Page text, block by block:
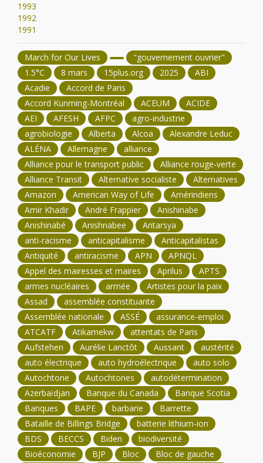
1993
1992
1991
March for Our Lives
"gouvernement ouvrier"
1.5°C
8 mars 15plus.org 2025
ABI
Acadie
Accord de Paris
Accord Kunming-Montréal
ACEUM
ACIDE
AEI
AFESH AFPC
agro-industrie
agrobiologie
Alberta Alcoa
Alexandre Leduc
ALÉNA
Allemagne
alliance
Alliance pour le transport public
Alliance rouge-verte
Alliance Transit
Alternative socialiste
Alternatives
Amazon
American Way of Life
Amérindiens
Amir Khadir
André Frappier
Anishinabe
Anishinabé
Anishnabee
Antarsya
anti-racisme
anticapitalisme
Anticapitalistas
Antiquité
antiracisme APN
APNQL
Appel des mairesses et maires
Aprilus
APTS
armes nucléaires
armée
Artistes pour la paix
Assad
assemblée constituante
Assemblée nationale
ASSÉ
assurance-emploi
ATCATF
Atikamekw
attentats de Paris
Aufstehen
Aurélie Lanctôt Aussant
austérité
auto électrique
auto hydroélectrique
auto solo
Autochtone
Autochtones
autodétermination
Azerbaïdjan
Banque du Canada
Banque Scotia
Banques
BAPE barbarie
Barrette
Bataille de Billings Bridge
batterie lithium-ion
BDS
BECCS Biden
biodiversité
Bioéconomie
BJP Bloc Bloc de gauche